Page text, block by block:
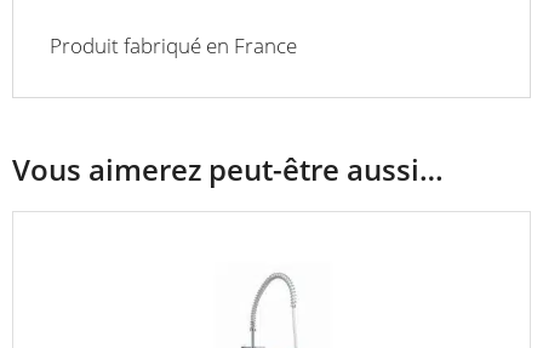
Produit fabriqué en France
Vous aimerez peut-être aussi…